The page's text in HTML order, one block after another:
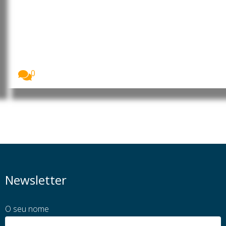
0
Newsletter
O seu nome